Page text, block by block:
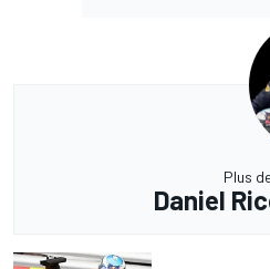
Plus
Daniel